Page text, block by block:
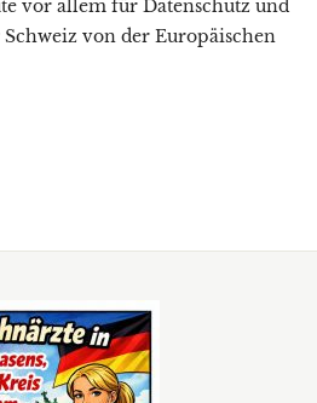
vor allem für Datenschutz und
von der Europäischen